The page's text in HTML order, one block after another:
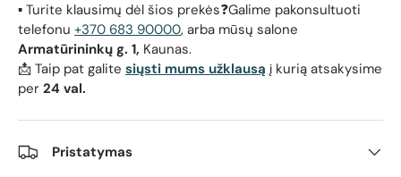
▪️ Turite klausimų dėl šios prekės❓Galime pakonsultuoti
telefonu +370 683 90000, arba mūsų salone
Armatūrininkų g. 1, Kaunas.
📩 Taip pat galite siųsti mums užklausą į kurią atsakysime
per 24 val.
Pristatymas